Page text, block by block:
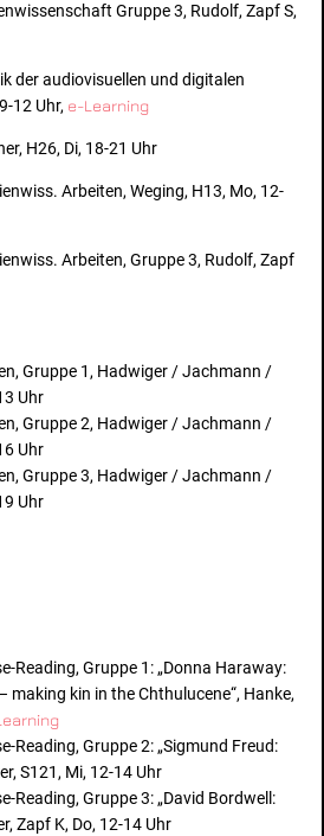
Gruppe 3, Rudolf, Zapf S,
der audiovisuellen und digitalen
12 Uhr, e-Learning
H26, Di, 18-21 Uhr
Arbeiten, Weging, H13, Mo, 12-
Arbeiten, Gruppe 3, Rudolf, Zapf
Gruppe 1, Hadwiger / Jachmann /
Uhr
Gruppe 2, Hadwiger / Jachmann /
Uhr
Gruppe 3, Hadwiger / Jachmann /
Uhr
Reading, Gruppe 1: „Donna Haraway:
kin in the Chthulucene“, Hanke,
Reading, Gruppe 2: „Sigmund Freud:
S121, Mi, 12-14 Uhr
Reading, Gruppe 3: „David Bordwell:
Zapf K, Do, 12-14 Uhr